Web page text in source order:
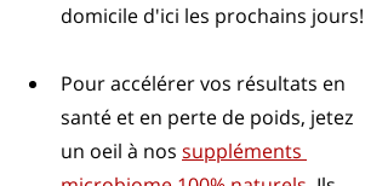
domicile d'ici les prochains jours!
Pour accélérer vos résultats en
santé et en perte de poids, jetez
un oeil à nos suppléments